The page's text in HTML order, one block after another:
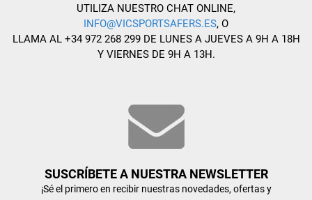
UTILIZA NUESTRO CHAT ONLINE,
INFO@VICSPORTSAFERS.ES, O
LLAMA AL +34 972 268 299 DE LUNES A JUEVES A 9H A 18H
Y VIERNES DE 9H A 13H.
SUSCRÍBETE A NUESTRA NEWSLETTER
¡Sé el primero en recibir nuestras novedades, ofertas y